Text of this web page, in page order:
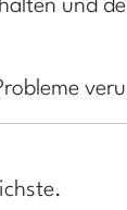
und